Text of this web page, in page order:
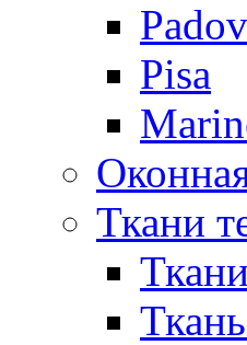
Pisa
Ткани